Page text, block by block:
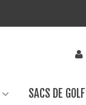
SACS DE GOLF